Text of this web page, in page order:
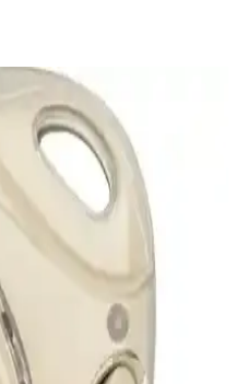
Kulak Üstü Kulaklık:
Tasarım
gelişmiş Bluetooth 5.0 ve
çıkan kablosuz kulaklık.
ve spor kullanımı için
Kablosuz Kulak İçi
Yorumları
tasarım ve suya
kulak içi kulaklıklar. Bluetooth
deneyimi sunar.